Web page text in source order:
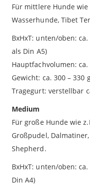
Für mittlere Hunde wie
Wasserhunde, Tibet
BxHxT: unten/oben:
als Din A5)
Hauptfachvolumen: ca.
Gewicht: ca. 300 – 330
Tragegurt: verstellbar
Medium
Für große Hunde wie
Großpudel,
Shepherd.
BxHxT: unten/oben:
Din A4)